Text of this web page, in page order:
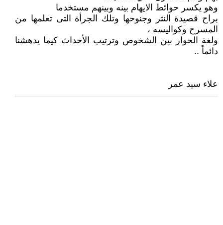
وهو يكسر حوائط الايهام بينه وبينهم مستخدما
براح قصيدة النثر وجنوحها وتلك الجرأة التى تعلمها من
المسرح وكواليسه ،
ولغة الحوار بين الشخوص وترتيب الأحداث كيما يدهشنا
دائماً ..
علاء سيد عمر